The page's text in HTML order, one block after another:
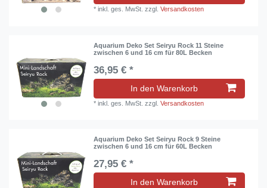
*inkl. ges. MwSt. zzgl.Versandkosten
Aquarium Deko Set Seiryu Rock 11 Steine
zwischen 6 und 16 cm für 80L Becken
36,95 € *
In den Warenkorb
*inkl. ges. MwSt. zzgl.Versandkosten
Aquarium Deko Set Seiryu Rock 9 Steine
zwischen 6 und 16 cm für 60L Becken
27,95 € *
In den Warenkorb